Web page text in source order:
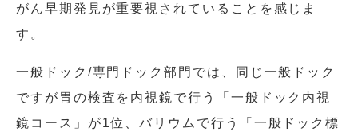
がん早期発見が重要視されていることを感じま
す。
一般ドック/専門ドック部門では、同じ一般ドック
ですが胃の検査を内視鏡で行う「一般ドック内視
鏡コース」が1位、バリウムで行う「一般ドック標